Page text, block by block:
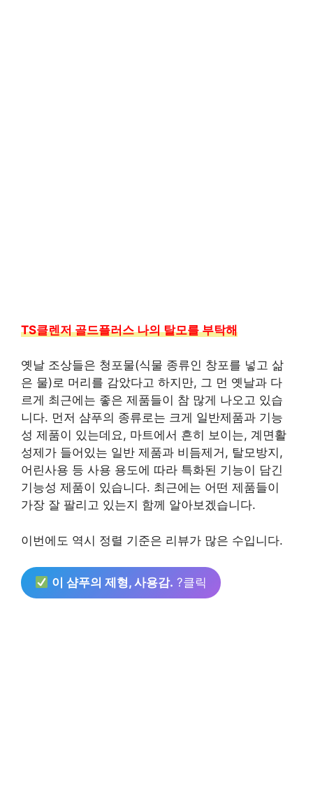
TS클렌저 골드플러스 나의 탈모를 부탁해
옛날 조상들은 청포물(식물 종류인 창포를 넣고 삶
은 물)로 머리를 감았다고 하지만, 그 먼 옛날과 다
르게 최근에는 좋은 제품들이 참 많게 나오고 있습
니다. 먼저 샴푸의 종류로는 크게 일반제품과 기능
성 제품이 있는데요, 마트에서 흔히 보이는, 계면활
성제가 들어있는 일반 제품과 비듬제거, 탈모방지,
어린사용 등 사용 용도에 따라 특화된 기능이 담긴
기능성 제품이 있습니다. 최근에는 어떤 제품들이
가장 잘 팔리고 있는지 함께 알아보겠습니다.
이번에도 역시 정렬 기준은 리뷰가 많은 수입니다.
이 샴푸의 제형, 사용감. ?클릭